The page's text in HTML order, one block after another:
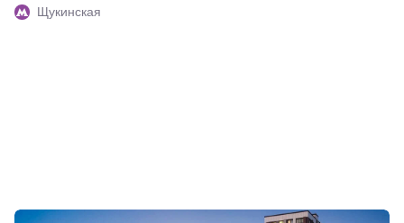
Щукинская